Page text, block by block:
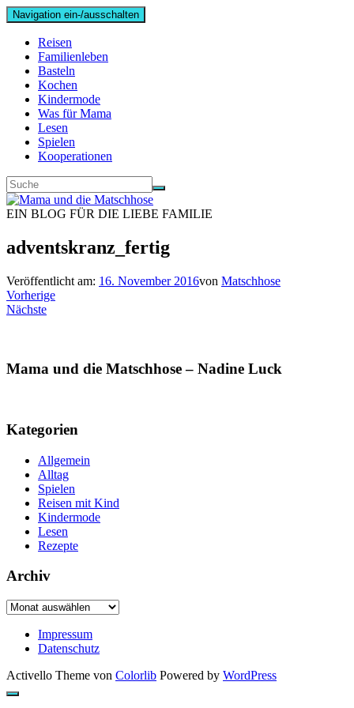
Navigation ein-/ausschalten
Reisen
Familienleben
Basteln
Kochen
Kindermode
Was für Mama
Lesen
Spielen
Kooperationen
EIN BLOG FÜR DIE LIEBE FAMILIE
adventskranz_fertig
Veröffentlicht am: 16. November 2016von Matschhose
Vorherige
Nächste
Mama und die Matschhose – Nadine Luck
Kategorien
Allgemein
Alltag
Spielen
Reisen mit Kind
Kindermode
Lesen
Rezepte
Archiv
Archiv
Impressum
Datenschutz
Activello Theme von Colorlib Powered by WordPress